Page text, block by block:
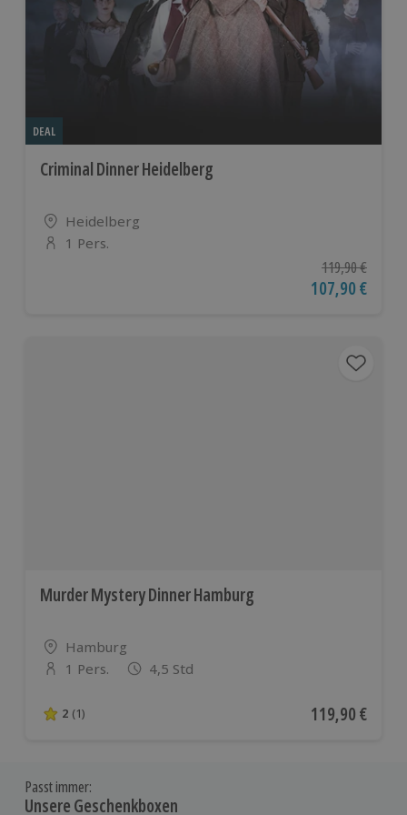
DEAL
Criminal Dinner Heidelberg
Standort
Heidelberg
Anzahl der Teilnehmer
1 Pers.
Ursprünglicher
119,90 €
Aktueller Preis
107,90 €
Murder Mystery Dinner Hamburg
Standort
Hamburg
Anzahl der Teilnehmer
1 Pers. 4,5 Std
2 von 5 Sternen basierend auf 1 Bewertungen
2 (1) Aktueller Preis
119,90 €
Passt immer:
Unsere Geschenkboxen